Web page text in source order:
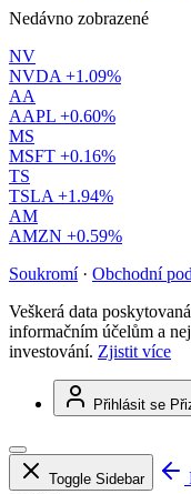
Nedávno zobrazené
NV
NVDA +1.09%
AA
AAPL +0.60%
MS
MSFT +0.16%
TS
TSLA +1.94%
AM
AMZN +0.59%
Soukromí · Obchodní
Veškerá data
informačním účelům a
investování. Zjistit více
Přihlásit se
Toggle Sidebar